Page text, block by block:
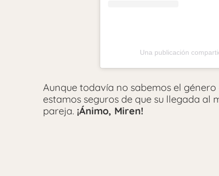
Una publicación
Aunque todavía no sabemos el
estamos seguros de que su llegada
pareja. ¡Ánimo, Miren!